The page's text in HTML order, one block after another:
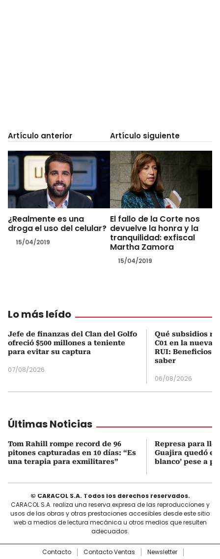
Artículo anterior
¿Realmente es una
droga el uso del celular?
15/04/2019
Artículo siguiente
El fallo de la Corte nos
devuelve la honra y la
tranquilidad: exfiscal
Martha Zamora
15/04/2019
Lo más leído
Jefe de finanzas del Clan del Golfo
ofreció $500 millones a teniente
para evitar su captura
07/08/2026
Qué subsidios
C01 en la nueva
RUI: Beneficios
saber
06/08/2026
Últimas Noticias
Tom Rahill rompe record de 96
pitones capturadas en 10 días: “Es
una terapia para exmilitares”
Represa para
Guajira quedó en
blanco’ pese a
© CARACOL S.A. Todos los derechos reservados.
CARACOL S.A. realiza una reserva expresa de las reproducciones y
usos de las obras y otras prestaciones accesibles desde este sitio
web a medios de lectura mecánica u otros medios que resulten
adecuados.
Contacto Contacto Ventas Newsletter